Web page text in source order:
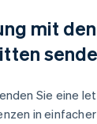
mit den
Sie eine
in